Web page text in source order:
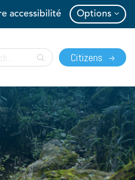
accessibilité Options
Citizens